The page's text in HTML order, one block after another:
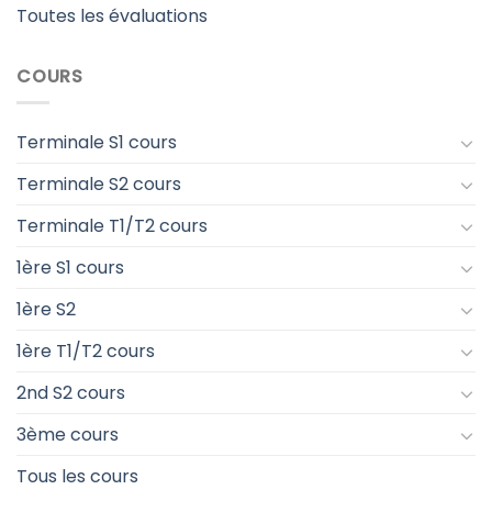
Toutes les évaluations
COURS
Terminale S1 cours
Terminale S2 cours
Terminale T1/T2 cours
1ère S1 cours
1ère S2
1ère T1/T2 cours
2nd S2 cours
3ème cours
Tous les cours